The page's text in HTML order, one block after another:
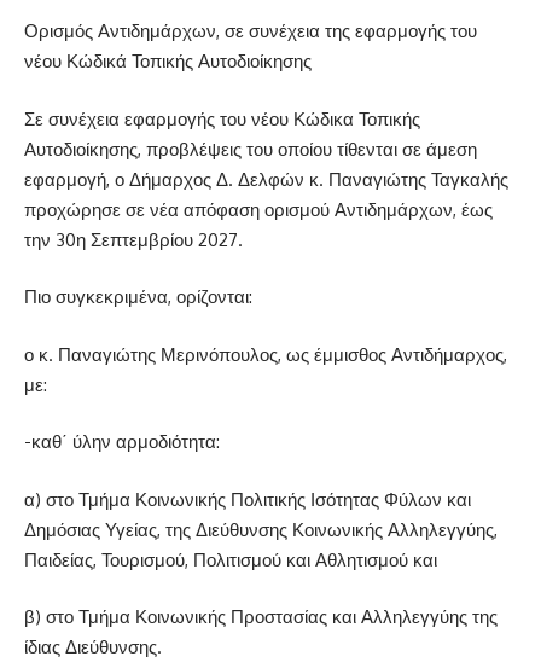
Ορισμός Αντιδημάρχων, σε συνέχεια της εφαρμογής του
νέου Κώδικά Τοπικής Αυτοδιοίκησης
Σε συνέχεια εφαρμογής του νέου Κώδικα Τοπικής
Αυτοδιοίκησης, προβλέψεις του οποίου τίθενται σε άμεση
εφαρμογή, ο Δήμαρχος Δ. Δελφών κ. Παναγιώτης Ταγκαλής
προχώρησε σε νέα απόφαση ορισμού Αντιδημάρχων, έως
την 30η Σεπτεμβρίου 2027.
Πιο συγκεκριμένα, ορίζονται:
ο κ. Παναγιώτης Μερινόπουλος, ως έμμισθος Αντιδήμαρχος,
με:
-καθ΄ ύλην αρμοδιότητα:
α) στο Τμήμα Κοινωνικής Πολιτικής Ισότητας Φύλων και
Δημόσιας Υγείας, της Διεύθυνσης Κοινωνικής Αλληλεγγύης,
Παιδείας, Τουρισμού, Πολιτισμού και Αθλητισμού και
β) στο Τμήμα Κοινωνικής Προστασίας και Αλληλεγγύης της
ίδιας Διεύθυνσης.